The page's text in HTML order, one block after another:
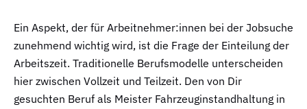
Ein Aspekt, der für Arbeitnehmer:innen bei der Jobsuche
zunehmend wichtig wird, ist die Frage der Einteilung der
Arbeitszeit. Traditionelle Berufsmodelle unterscheiden
hier zwischen Vollzeit und Teilzeit. Den von Dir
gesuchten Beruf als Meister Fahrzeuginstandhaltung in